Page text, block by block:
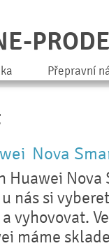
Přepravní
Nova
Huawei Nova
nás si
vyhovovat.
máme